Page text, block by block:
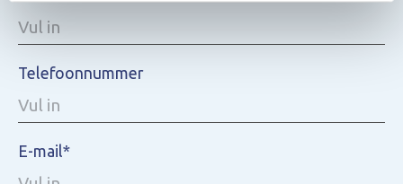
Telefoonnummer
E-mail*